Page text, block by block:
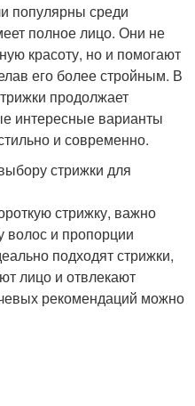
популярны среди
полное лицо. Они не
красоту, но и помогают
его более стройным. В
продолжает
интересные варианты
и современно.
стрижки для
стрижку, важно
волос и пропорции
подходят стрижки,
лицо и отвлекают
рекомендаций можно